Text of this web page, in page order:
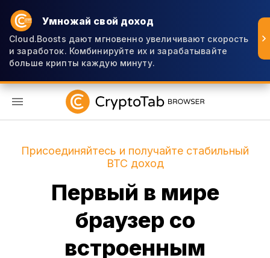
Умножай свой доход
Cloud.Boosts дают мгновенно увеличивают скорость
и заработок. Комбинируйте их и зарабатывайте
больше крипты каждую минуту.
Присоединяйтесь и получайте стабильный
BTC доход
Первый в мире
браузер со
встроенным